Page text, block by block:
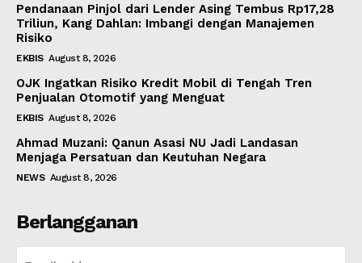
Pendanaan Pinjol dari Lender Asing Tembus Rp17,28
Triliun, Kang Dahlan: Imbangi dengan Manajemen
Risiko
EKBIS August 8, 2026
OJK Ingatkan Risiko Kredit Mobil di Tengah Tren
Penjualan Otomotif yang Menguat
EKBIS August 8, 2026
Ahmad Muzani: Qanun Asasi NU Jadi Landasan
Menjaga Persatuan dan Keutuhan Negara
NEWS August 8, 2026
Berlangganan